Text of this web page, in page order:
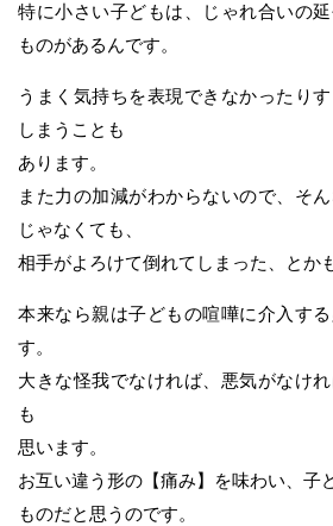
特に小さい子どもは、じゃれ合いの
ものがあるんです。
うまく気持ちを表現できなかったり
しまうことも
あります。
また力の加減がわからないので、そ
じゃなくても、
相手がよろけて倒れてしまった、とか
本来なら親は子どもの喧嘩に介入す
す。
大きな怪我でなければ、悪気がなけ
も
思います。
お互い違う形の【痛み】を味わい、子
ものだと思うのです。